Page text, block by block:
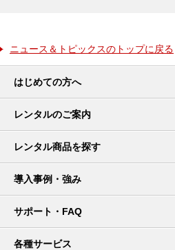
ニュース＆トピックスのトップに戻る
はじめての方へ
レンタルのご案内
レンタル商品を探す
導入事例・強み
サポート・FAQ
各種サービス